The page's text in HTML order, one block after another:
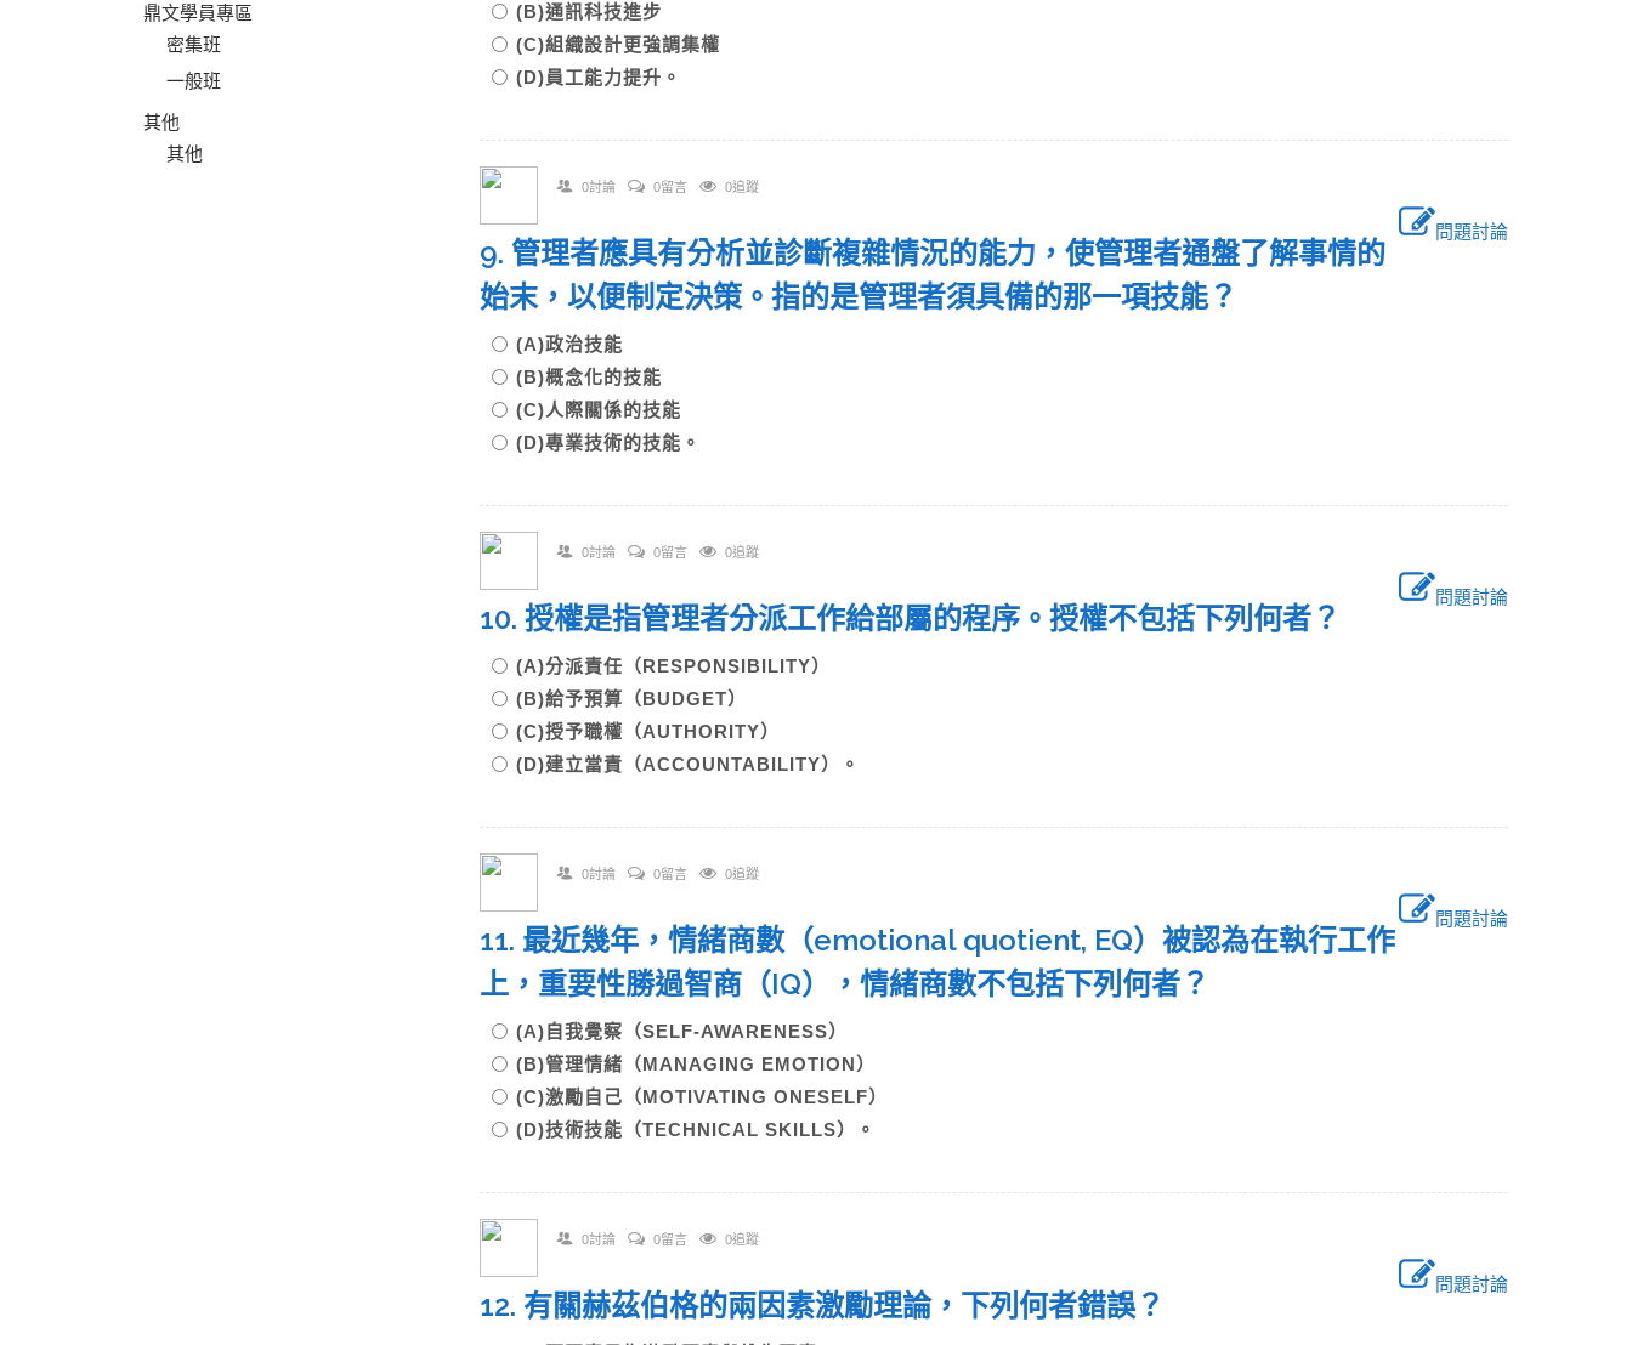
鼎文學員專區
密集班
一般班
其他
其他
(B)通訊科技進步
(C)組織設計更強調集權
(D)員工能力提升。
0討論 0留言 0追蹤
問題討論
9. 管理者應具有分析並診斷複雜情況的能力，使管理者通盤了解事情的
始末，以便制定決策。指的是管理者須具備的那一項技能？
(A)政治技能
(B)概念化的技能
(C)人際關係的技能
(D)專業技術的技能。
0討論 0留言 0追蹤
問題討論
10. 授權是指管理者分派工作給部屬的程序。授權不包括下列何者？
(A)分派責任（RESPONSIBILITY）
(B)給予預算（BUDGET）
(C)授予職權（AUTHORITY）
(D)建立當責（ACCOUNTABILITY）。
0討論 0留言 0追蹤
問題討論
11. 最近幾年，情緒商數（emotional quotient, EQ）被認為在執行工作
上，重要性勝過智商（IQ），情緒商數不包括下列何者？
(A)自我覺察（SELF-AWARENESS）
(B)管理情緒（MANAGING EMOTION）
(C)激勵自己（MOTIVATING ONESELF）
(D)技術技能（TECHNICAL SKILLS）。
0討論 0留言 0追蹤
問題討論
12. 有關赫茲伯格的兩因素激勵理論，下列何者錯誤？